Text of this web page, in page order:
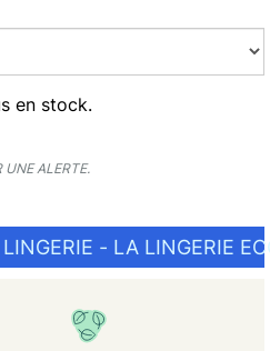
en stock.
UNE ALERTE.
- LA LINGERIE